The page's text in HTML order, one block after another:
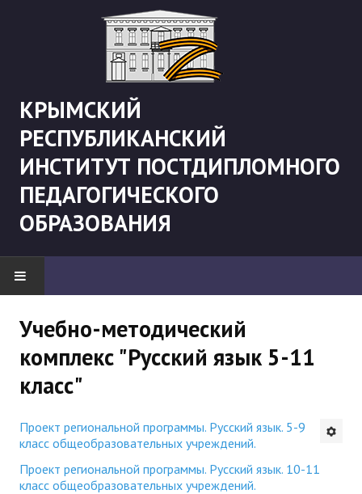
КРЫМСКИЙ
РЕСПУБЛИКАНСКИЙ
ИНСТИТУТ ПОСТДИПЛОМНОГО
ПЕДАГОГИЧЕСКОГО
ОБРАЗОВАНИЯ
"Боевая" русистика
Будни института
АНОНСЫ
ИНСТИТУТ
Учебно-методический
комплекс "Русский язык 5-11
класс"
Проект региональной программы. Русский язык. 5-9
класс общеобразовательных учреждений.
Проект региональной программы. Русский язык. 10-11
класс общеобразовательных учреждений.